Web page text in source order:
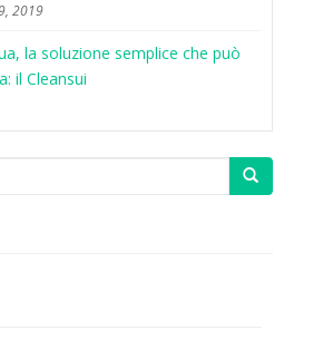
2019
la soluzione semplice che può
il Cleansui